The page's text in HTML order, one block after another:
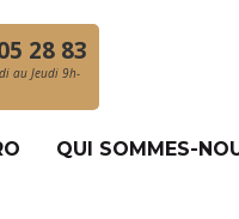
28 83
au Jeudi 9h-
QUI SOMMES-